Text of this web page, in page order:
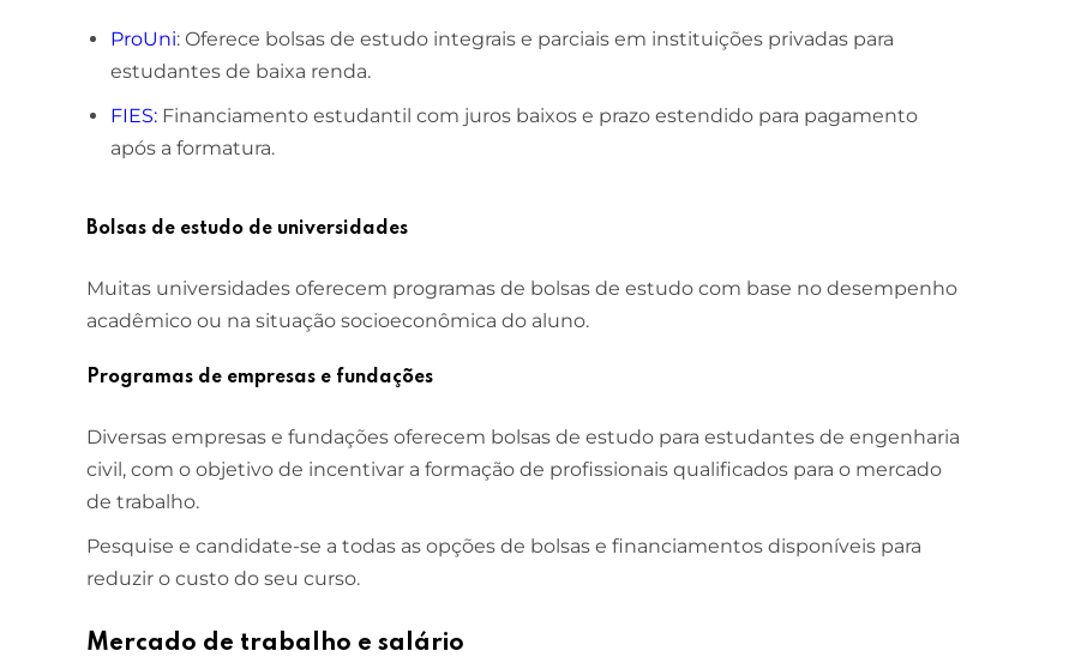
ProUni: Oferece bolsas de estudo integrais e parciais em instituições privadas para
estudantes de baixa renda.
FIES: Financiamento estudantil com juros baixos e prazo estendido para pagamento
após a formatura.
Bolsas de estudo de universidades
Muitas universidades oferecem programas de bolsas de estudo com base no desempenho
acadêmico ou na situação socioeconômica do aluno.
Programas de empresas e fundações
Diversas empresas e fundações oferecem bolsas de estudo para estudantes de engenharia
civil, com o objetivo de incentivar a formação de profissionais qualificados para o mercado
de trabalho.
Pesquise e candidate-se a todas as opções de bolsas e financiamentos disponíveis para
reduzir o custo do seu curso.
Mercado de trabalho e salário